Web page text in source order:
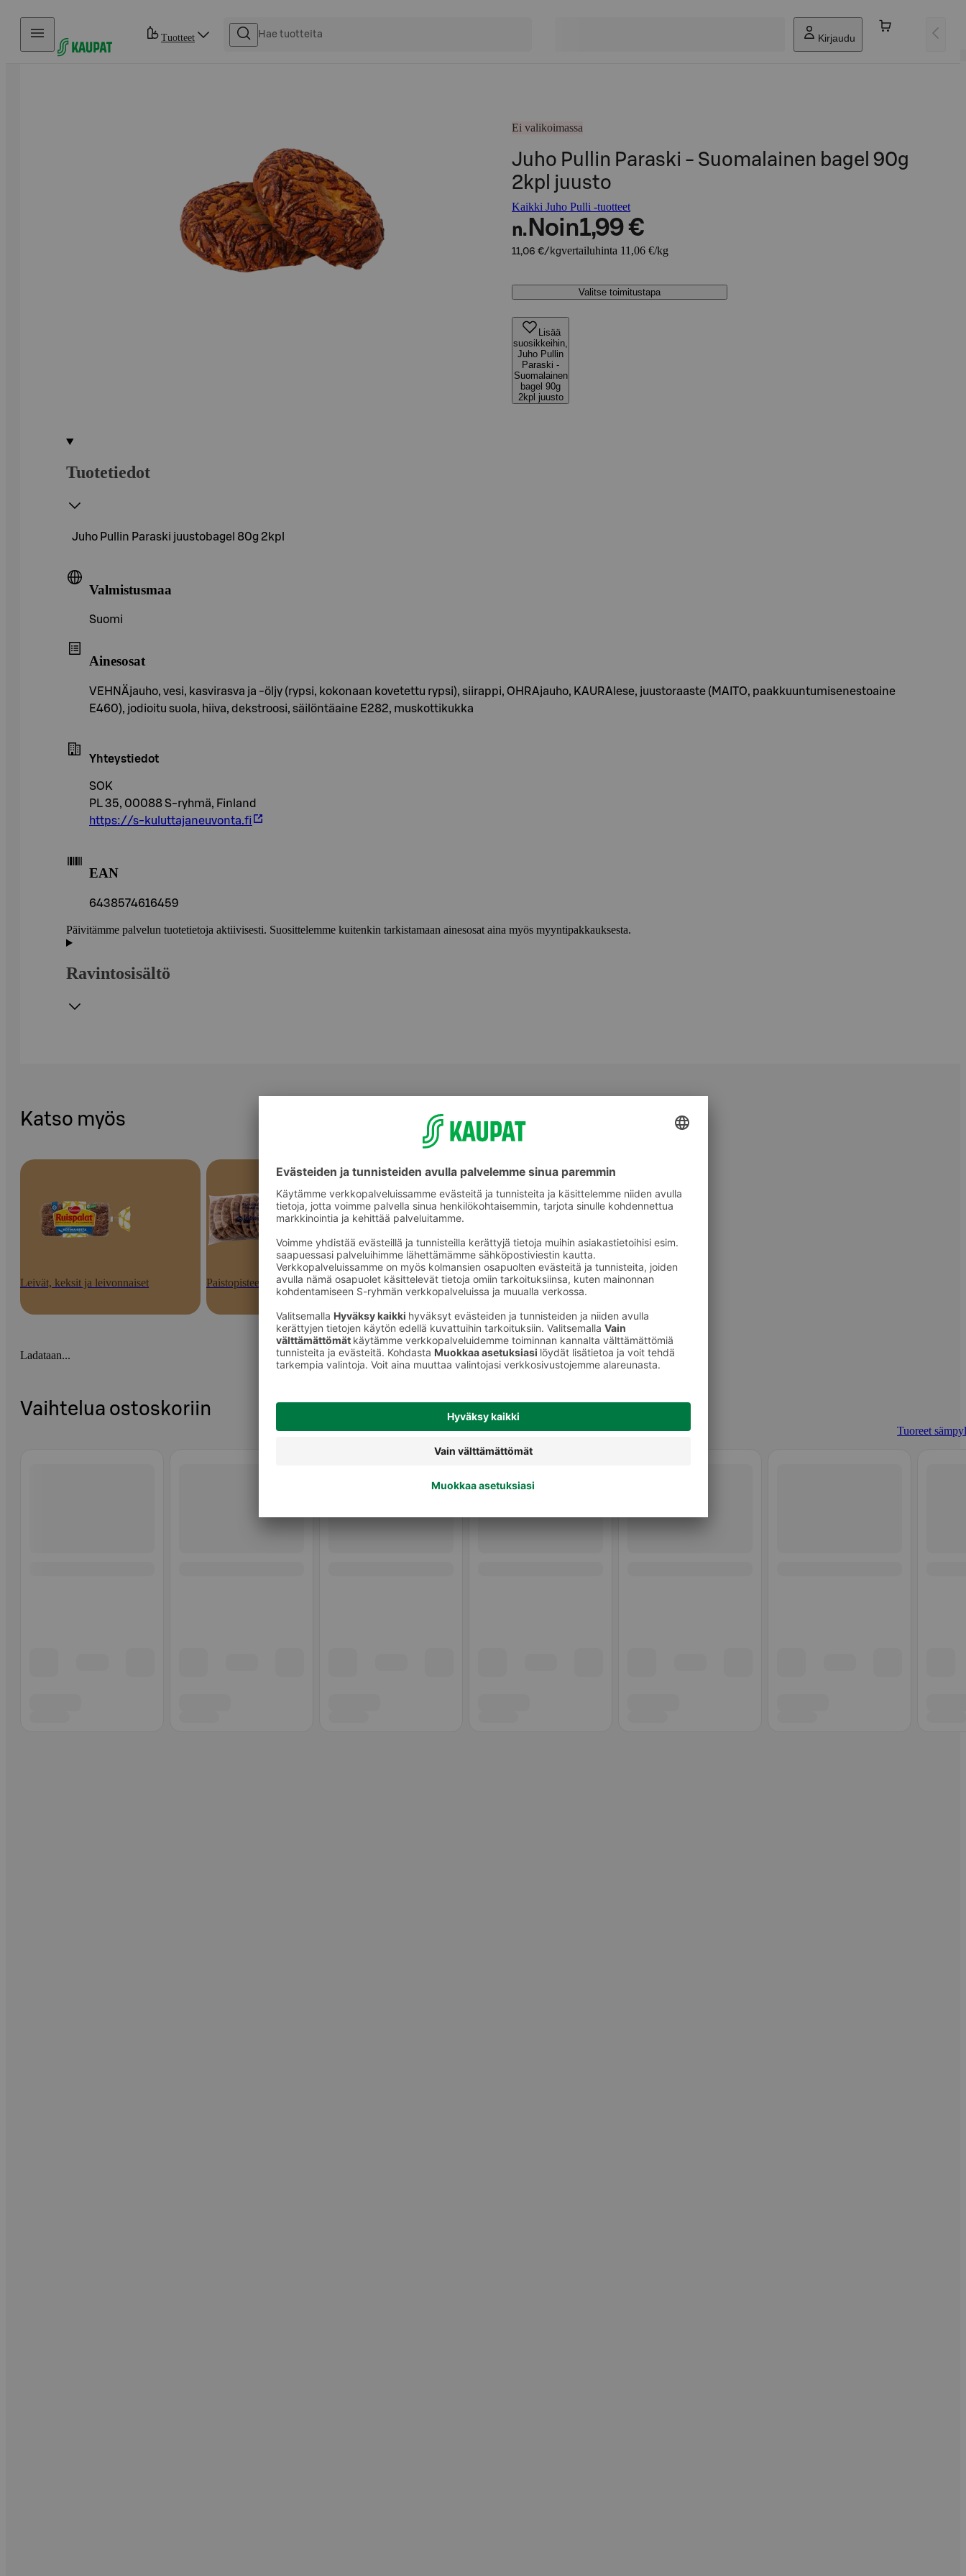
Hyppää sisältöön
Tuotteet Kirjaudu
Ei valikoimassa
Juho Pullin Paraski - Suomalainen bagel 90g
2kpl juusto
Kaikki Juho Pulli -tuotteet
n. Noin1,99 €
11,06 €/kgvertailuhinta 11,06 €/kg
Valitse toimitustapa
Lisää
suosikkeihin,
Juho Pullin
Paraski -
Suomalainen
bagel 90g
2kpl juusto
Tuotetiedot
Juho Pullin Paraski juustobagel 80g 2kpl
Valmistusmaa
Suomi
Ainesosat
VEHNÄjauho, vesi, kasvirasva ja -öljy (rypsi, kokonaan kovetettu rypsi), siirappi, OHRAjauho, KAURAlese, juustoraaste (MAITO, paakkuuntumisenestoaine
E460), jodioitu suola, hiiva, dekstroosi, säilöntäaine E282, muskottikukka
Yhteystiedot
SOK
PL 35, 00088 S-ryhmä, Finland
https://s-kuluttajaneuvonta.fi
EAN
6438574616459
Päivitämme palvelun tuotetietoja aktiivisesti. Suosittelemme kuitenkin tarkistamaan ainesosat aina myös myyntipakkauksesta.
Ravintosisältö
Katso myös
Leivät, keksit ja leivonnaiset Paistopisteen tuotteet Tuoreet sämpylät
Ladataan...
Vaihtelua ostoskoriin
Tuoreet